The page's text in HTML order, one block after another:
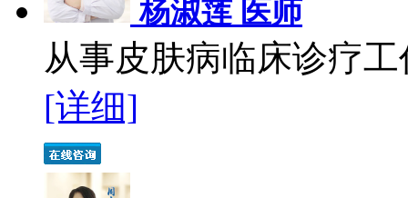
杨淑莲 医师
从事皮肤病临床诊疗
[详细]